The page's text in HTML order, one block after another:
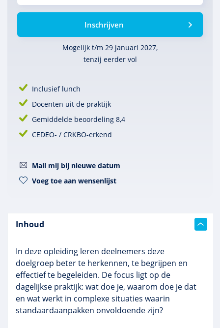
Inschrijven
Mogelijk t/m 29 januari 2027,
tenzij eerder vol
Inclusief lunch
Docenten uit de praktijk
Gemiddelde beoordeling 8,4
CEDEO- / CRKBO-erkend
Mail mij bij nieuwe datum
Voeg toe aan wensenlijst
Inhoud
In deze opleiding leren deelnemers deze
doelgroep beter te herkennen, te begrijpen en
effectief te begeleiden. De focus ligt op de
dagelijkse praktijk: wat doe je, waarom doe je dat
en wat werkt in complexe situaties waarin
standaardaanpakken onvoldoende zijn?